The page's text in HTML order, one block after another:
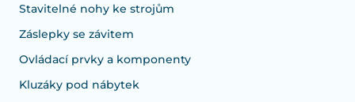
Stavitelné nohy ke strojům
Záslepky se závitem
Ovládací prvky a komponenty
Kluzáky pod nábytek